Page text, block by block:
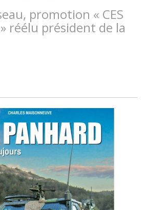
promotion « CES
réélu président de la